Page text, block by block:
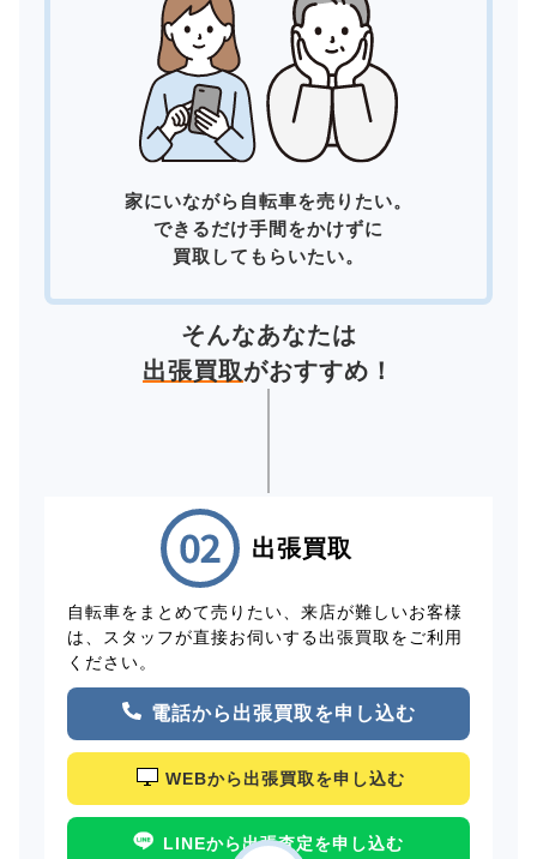
家にいながら自転車を売りたい。
できるだけ手間をかけずに
買取してもらいたい。
そんなあなたは
出張買取がおすすめ！
出張買取
自転車をまとめて売りたい、来店が難しいお客様
は、スタッフが直接お伺いする出張買取をご利用
ください。
電話から出張買取を申し込む
WEBから出張買取を申し込む
LINEから出張査定を申し込む